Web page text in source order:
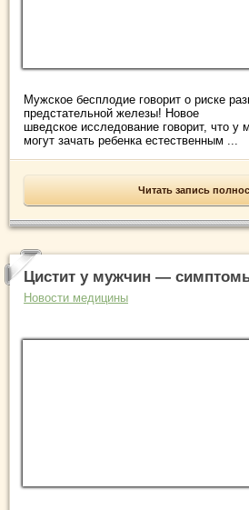
Мужское бесплодие говорит о риске
предстательной железы! Новое
шведское исследование говорит, что у
могут зачать ребенка естественным ...
Читать запись
Цистит у мужчин —
Новости медицины